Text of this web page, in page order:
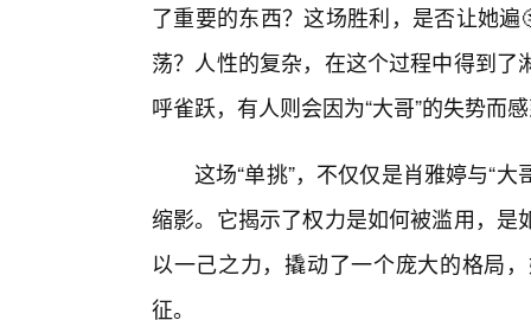
了重要的东西？这场胜利，是否让她
荡？人性的复杂，在这个过程中得到
呼雀跃，有人则会因为“大哥”的失势而
这场“单挑”，不仅仅是肖雅婷与“
缩影。它揭示了权力是如何被滥用，
以一己之力，撬动了一个庞大的格局
征。